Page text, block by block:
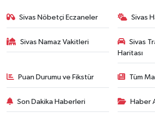
Sivas Nöbetçi Eczaneler Sivas
Sivas Namaz Vakitleri
Sivas
Haritası
Puan Durumu ve Fikstür Tüm
Son Dakika Haberleri Haber